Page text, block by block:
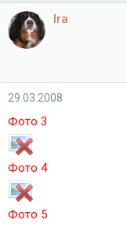
Ira
29.03.2008
Фото 3
Фото 4
Фото 5